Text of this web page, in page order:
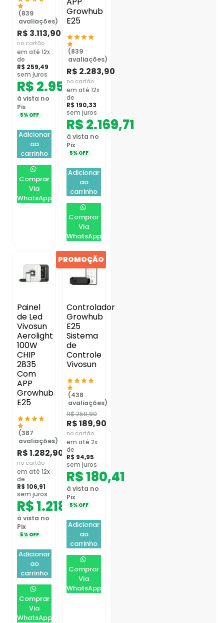
(839
avaliações)
R$ 3.113,90
no cartão
em até 12x
de
R$ 259,49
sem juros
R$2.958,21
à vista no
Pix
5% OFF
Adicionar
ao
carrinho
Comprar
Via
WhatsApp
Growhub
E25
(839
avaliações)
R$ 2.283,90
no cartão
em até 12x
de
R$ 190,33
sem juros
R$2.169,71
à vista no
Pix
5% OFF
Adicionar
ao
carrinho
Comprar
Via
WhatsApp
Painel
de Led
Vivosun
Aerolight
100W
CHIP
2835
Com
APP
Growhub
E25
(387
avaliações)
R$1.282,90
no cartão
em até 12x
de
R$ 106,91
sem juros
R$1.218,76
à vista no
Pix
5% OFF
Adicionar
ao
carrinho
Comprar
Via
WhatsApp
PROMOÇÃO
Controlador
Growhub
E25
Sistema
de
Controle
Vivosun
(438
avaliações)
R$259,90
R$189,90
no cartão
em até 2x
de
R$ 94,95
sem juros
R$180,41
à vista no
Pix
5% OFF
Adicionar
ao
carrinho
Comprar
Via
WhatsApp